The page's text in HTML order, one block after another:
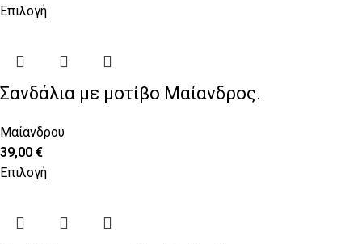
Επιλογή
Σανδάλια με μοτίβο Μαίανδρος.
Μαίανδρου
39,00 €
Επιλογή